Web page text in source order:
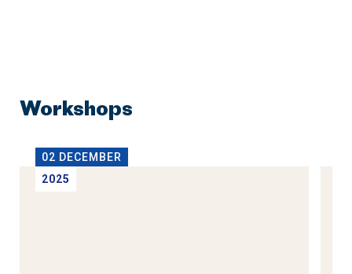
Workshops
02 DECEMBER
2025